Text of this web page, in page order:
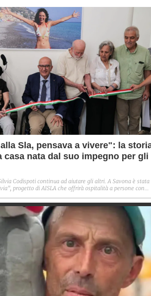
Sla, pensava a vivere": la
casa nata dal suo impegno per gli
Codispoti continua ad aiutare gli altri. A Savona è stata
progetto di AISLA che offrirà ospitalità a persone con